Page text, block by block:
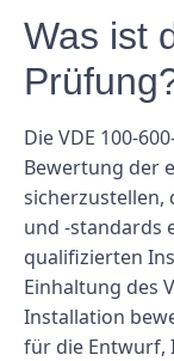
Was ist
Die VDE 100-
Bewertung der
sicherzustellen,
und -standards
qualifizierten
Einhaltung des
Installation
für die Entwurf,